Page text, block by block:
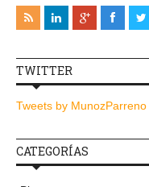
TWITTER
Tweets by MunozParreno
CATEGORÍAS